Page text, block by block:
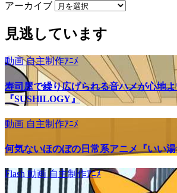
アーカイブ
見逃しています
動画自主制作ｱﾆﾒ
寿司屋で繰り広げられる音ハメが心地
『SUSHILOGY』
動画 自主制作ｱﾆﾒ
何気ないほのぼの日常系アニメ『いい湯
Flash 動画自主制作ｱﾆﾒ